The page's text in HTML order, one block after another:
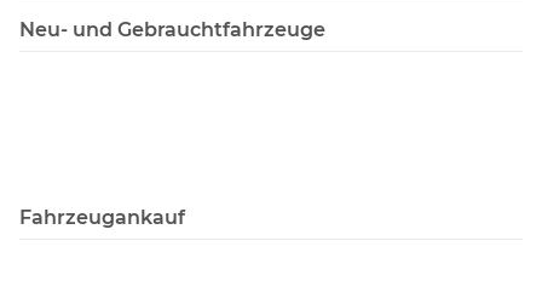
Neu- und Gebrauchtfahrzeuge
Fahrzeugankauf